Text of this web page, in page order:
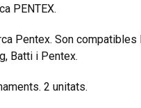
PENTEX.
Pentex. Son
Batti i Pentex.
2 unitats.